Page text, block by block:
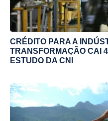
CRÉDITO PARA A
TRANSFORMAÇÃO CAI
ESTUDO DA CNI